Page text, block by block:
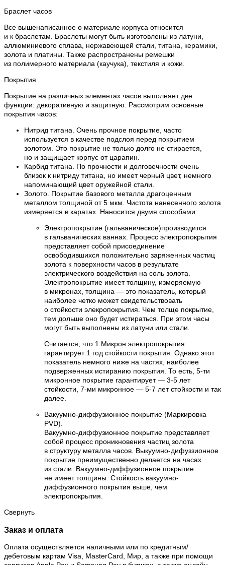
Браслет часов
Все вышенаписанное о материале корпуса относится
и к браслетам. Браслеты могут быть изготовлены из латуни,
аллюминиевого сплава, нержавеющей стали, титана, керамики,
золота и платины. Также распространены ремешки
из полимерного материала (каучука), текстиля и кожи.
Покрытия
Покрытие на различных элементах часов выполняет две
функции: декоративную и защитную. Рассмотрим основные
покрытия часов:
Нитрид титана. Очень прочное покрытие, часто
используется в качестве подслоя перед покрытием
золотом. Это покрытие не только долго не стирается,
но и защищает корпус от царапин.
Карбид титана. По прочности и долговечности очень
близок к нитриду титана, но имеет черный цвет, немного
напоминающий цвет оружейной стали.
Золото. Покрытие базового металла драгоценным
металлом толщиной от 5 мкм. Чистота нанесенного золота
измеряется в каратах. Наносится двумя способами:
Электропокрытие (гальваническое)производится
в гальванических ваннах. Процесс электропокрытия
представляет собой присоединение
освободившихся положительно заряженных частиц
золота к поверхности часов в результате
электрического воздействия на соль золота.
Электропокрытие имеет толщину, измеряемую
в микронах, толщина — это показатель, который
наиболее четко может свидетельствовать
о стойкости элекропокрытия. Чем толще покрытие,
тем дольше оно будет истираться. При этом часы
могут быть выполнены из латуни или стали.
Считается, что 1 Микрон электропокрытия
гарантирует 1 год стойкости покрытия. Однако этот
показатель немного ниже на частях, наиболее
подверженных истиранию покрытия. То есть, 5-ти
микронное покрытие гарантирует — 3-5 лет
стойкости, 7-ми микронное — 5-7 лет стойкости и так
далее.
Вакуумно-диффузионное покрытие (Маркировка
PVD).
Вакуумно-диффузионное покрытие представляет
собой процесс проникновения частиц золота
в структуру металла часов. Выкуумно-дифуззионное
покрытие преимущественно делается на часах
из стали. Вакуумно-диффузионное покрытие
не имеет толщины. Стойкость вакуумно-
диффузионного покрытия выше, чем
электропокрытия.
Свернуть
Заказ и оплата
Оплата осуществляется наличными или по кредитным/
дебетовым картам Visa, MasterCard, Мир, а также при помощи